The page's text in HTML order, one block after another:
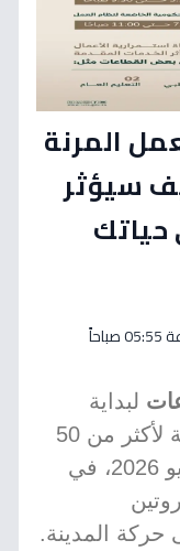
المرنة
سيؤثر
حياتك
لبداية
ونهاية يوم العمل، ستكون متاحة لأكثر من 50
جهة في الرياض اعتبارًا من يونيو 2026، في
المدينة.